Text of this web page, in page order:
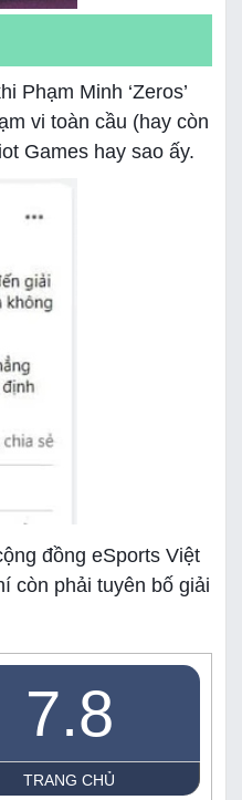
Phạm Minh ‘Zeros’
vi toàn cầu (hay còn
Games hay sao ấy.
đồng eSports Việt
còn phải tuyên bố giải
7.8
TRANG CHỦ